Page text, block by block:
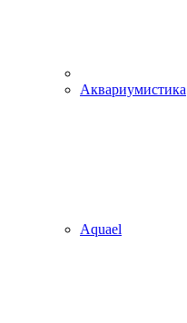
Аквариумистика
Aquael